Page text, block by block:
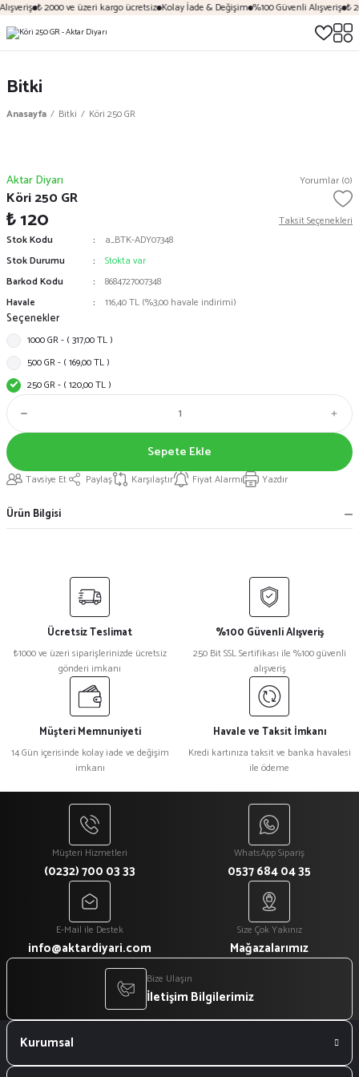
₺ 2000 ve üzeri kargo ücretsiz Kolay İade & Değişim %100 Güvenli Alışveriş ₺
Bitki
Anasayfa Bitki Köri 250 GR
Aktar Diyarı Yorumlar (0)
Köri 250 GR
₺ 120
Taksit Seçenekleri
Stok Kodu
a_BTK-ADY07348
Stok Durumu
Stokta var
Barkod Kodu
8684727007348
Havale
116,40 TL (%3,00 havale indirimi)
Seçenekler
1000 GR - ( 317,00 TL )
500 GR - ( 169,00 TL )
250 GR - ( 120,00 TL )
Sepete Ekle
Tavsiye Et Paylaş Karşılaştır Fiyat Alarmı Yazdır
Ürün Bilgisi
Ücretsiz Teslimat
₺1000 ve üzeri siparişlerinizde ücretsiz
gönderi imkanı
%100 Güvenli Alışveriş
250 Bit SSL Sertifikası ile %100 güvenli
alışveriş
Müşteri Memnuniyeti
14 Gün içerisinde kolay iade ve değişim
imkanı
Havale ve Taksit İmkanı
Kredi kartınıza taksit ve banka havalesi
ile ödeme
Müşteri Hizmetleri
(0232) 700 03 33
WhatsApp Sipariş
0537 684 04 35
E-Mail ile Destek
info@aktardiyari.com
Size Çok Yakınız
Mağazalarımız
Bize Ulaşın
İletişim Bilgilerimiz
Kurumsal